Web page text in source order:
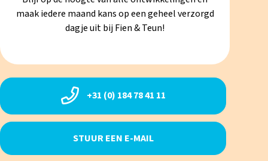
+31 (0) 184 78 41 11
STUUR EEN E-MAIL
maak iedere maand kans op een geheel verzorgd
dagje uit bij Fien & Teun!